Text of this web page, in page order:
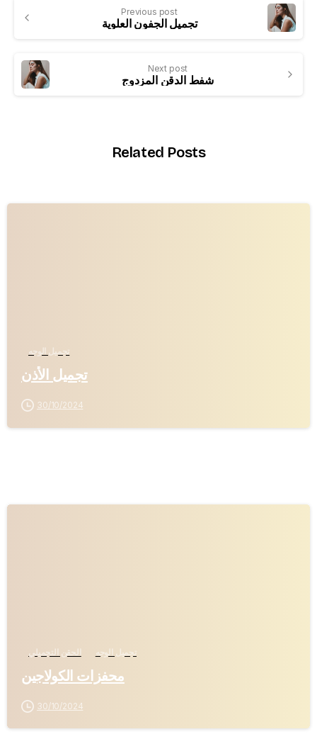
Previous post
تجميل الجفون العلوية
Next post
شفط الدقن المزدوج
Related Posts
تجميل الوجه
تجميل الأذن
30/10/2024
الحقن التجميلي تجميل الوجه
محفزات الكولاجين
30/10/2024